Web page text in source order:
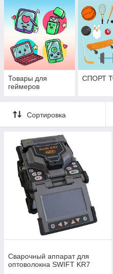
Товары для
геймеров
СПОРТ
Сортировка
Сварочный аппарат для
оптоволокна SWIFT KR7